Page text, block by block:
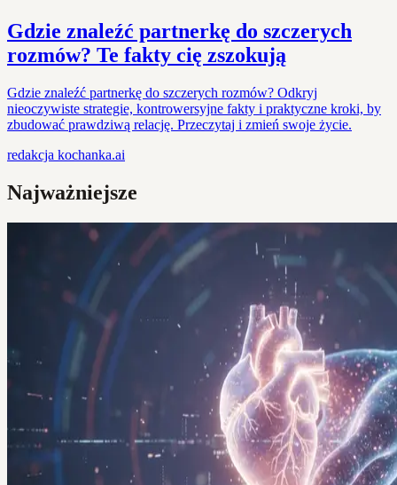
Gdzie znaleźć partnerkę do szczerych
rozmów? Te fakty cię zszokują
Gdzie znaleźć partnerkę do szczerych rozmów? Odkryj
nieoczywiste strategie, kontrowersyjne fakty i praktyczne kroki, by
zbudować prawdziwą relację. Przeczytaj i zmień swoje życie.
redakcja kochanka.ai
Najważniejsze